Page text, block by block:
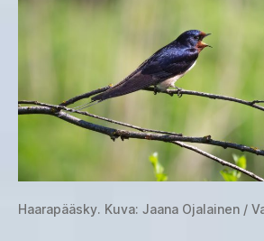
Haarapääsky. Kuva: Jaana Ojalainen /